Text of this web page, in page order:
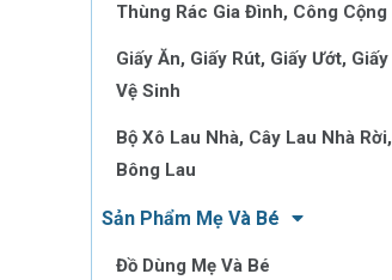
Thùng Rác Gia Đình, Công Cộng
Giấy Ăn, Giấy Rút, Giấy Ướt, Giấy
Vệ Sinh
Bộ Xô Lau Nhà, Cây Lau Nhà Rời,
Bông Lau
Sản Phẩm Mẹ Và Bé
Đồ Dùng Mẹ Và Bé